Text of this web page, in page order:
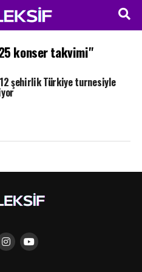
konser takvimi"
şehirlik Türkiye turnesiyle